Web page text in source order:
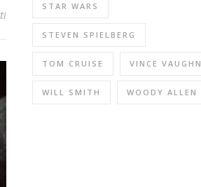
STAR WARS
STEVEN SPIELBERG
TOM CRUISE VINCE VAUGHN
WILL SMITH WOODY ALLEN